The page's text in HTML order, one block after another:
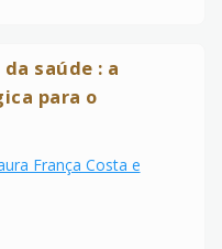
saúde : a
para o
França Costa e